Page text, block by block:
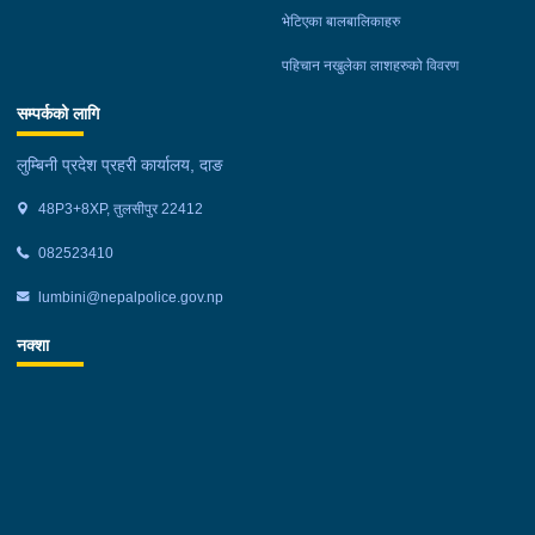
भेटिएका बालबालिकाहरु
पहिचान नखुलेका लाशहरुको विवरण
सम्पर्कको लागि
लुम्बिनी प्रदेश प्रहरी कार्यालय, दाङ
48P3+8XP, तुलसीपुर 22412
082523410
lumbini@nepalpolice.gov.np
नक्शा